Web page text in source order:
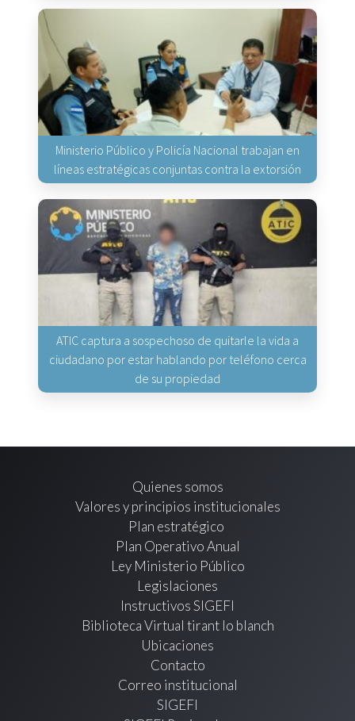
Ministerio Público y Policía Nacional trabajan en
líneas estratégicas conjuntas contra la extorsión
ATIC captura a sospechoso de quitarle la vida a
ciudadano por estar hablando por teléfono cerca
de su propiedad
Quienes somos
Valores y principios institucionales
Plan estratégico
Plan Operativo Anual
Ley Ministerio Público
Legislaciones
Instructivos SIGEFI
Biblioteca Virtual tirant lo blanch
Ubicaciones
Contacto
Correo institucional
SIGEFI